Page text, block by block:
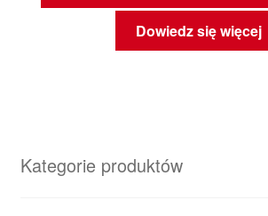
Dowiedz się więcej
Kategorie produktów